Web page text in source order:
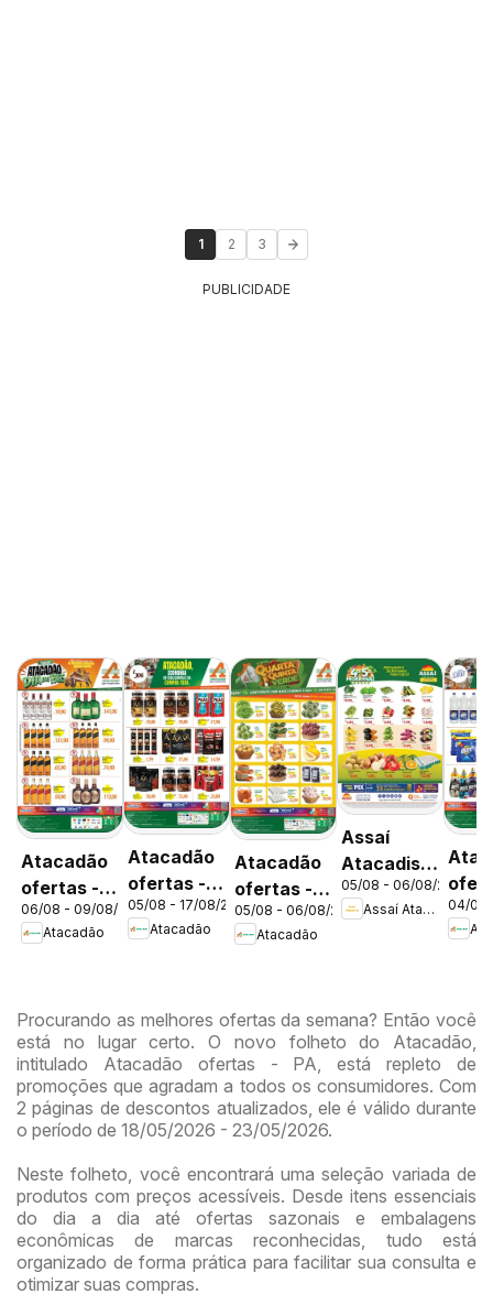
1 2 3
PUBLICIDADE
Atacadão
ofertas -
DF
06/08 - 09/08/2026
Atacadão
Atacadão
ofertas -
DF
05/08 - 17/08/2026
Atacadão
Atacadão
ofertas -
DF
05/08 - 06/08/2026
Atacadão
Assaí
Atacadista
ofertas -
DF
05/08 - 06/08/2026
Assaí Atacadista
DF
04/08
Procurando as melhores ofertas da semana? Então você
está no lugar certo. O novo folheto do Atacadão,
intitulado Atacadão ofertas - PA, está repleto de
promoções que agradam a todos os consumidores. Com
2 páginas de descontos atualizados, ele é válido durante
o período de 18/05/2026 - 23/05/2026.
Neste folheto, você encontrará uma seleção variada de
produtos com preços acessíveis. Desde itens essenciais
do dia a dia até ofertas sazonais e embalagens
econômicas de marcas reconhecidas, tudo está
organizado de forma prática para facilitar sua consulta e
otimizar suas compras.